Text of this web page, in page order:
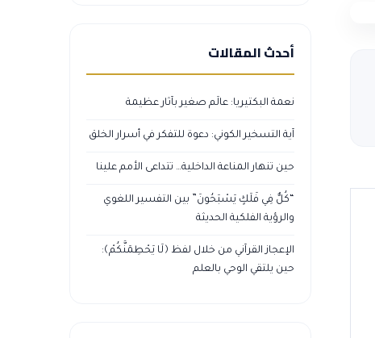
أحدث المقالات
نعمة البكتيريا: عالَم صغير بآثار عظيمة
آية التسخير الكوني: دعوة للتفكر في أسرار الخلق
حين تنهار المناعة الداخلية… تتداعى الأمم علينا
“كُلٌّ فِي فَلَكٍ يَسْبَحُونَ” بين التفسير اللغوي
والرؤية الفلكية الحديثة
الإعجاز القرآني من خلال لفظ ﴿لَا يَحْطِمَنَّكُمْ﴾:
حين يلتقي الوحي بالعلم